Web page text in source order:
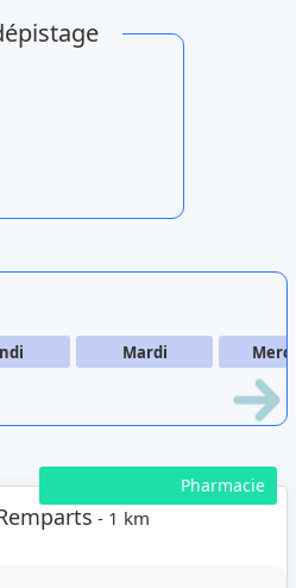
Mardi
Pharmacie
- 1 km